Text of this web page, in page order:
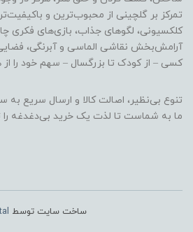
تمرکز بر گلچینی از محبوب‌ترین و
کلکسیونی، لگوهای جذاب، بازی‌های فکری
آرامش‌بخش نقاشی الماسی و آبرنگی، فضایی
کسی – از کودک تا بزرگسال – سهم خود را
تنوع بی‌نظیر، اصالت کالا و ارسال سریع به
ما به شماست تا لذت یک خرید بی‌دغدغه را
ساخت سایت توسط